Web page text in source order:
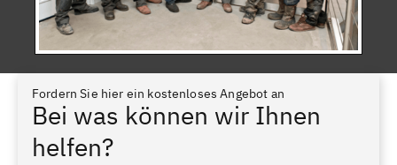
Fordern Sie hier ein kostenloses Angebot an
Bei was können wir Ihnen
helfen?